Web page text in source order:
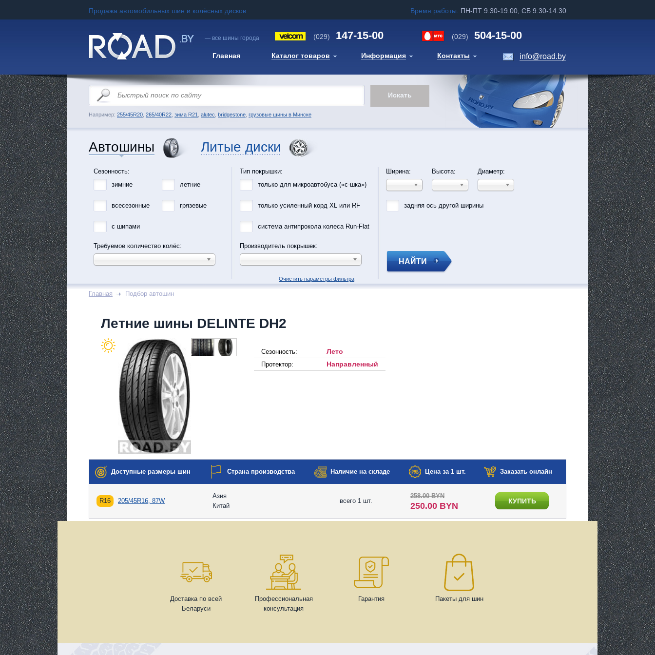
Продажа автомобильных шин и колёсных дисков Время работы: ПН-ПТ 9.30-19.00, СБ 9.30-14.30
— все шины города (029) 147-15-00 (029) 504-15-00
Главная Каталог товаров Информация Контакты info@road.by
Например: 255/45R20 265/40R22 зима R21 alutec bridgestone грузовые шины в Минске
Автошины Литые диски
Сезонность:
зимние
летние
всесезонные грязевые
с шипами
Требуемое количество колёс:
Тип покрышки:
только для микроавтобуса («с-шка»)
только усиленный корд XL или RF
система антипрокола колеса Run-Flat
Производитель покрышек:
Ширина: Высота: Диаметр:
задняя ось другой ширины
НАЙТИ
Очистить параметры фильтра
Главная Подбор автошин
Летние шины DELINTE DH2
Сезонность: Лето
Протектор: Направленный
Доступные размеры шин Страна производства Наличие на складе Цена за 1 шт. Заказать онлайн
R16 205/45R16, 87W
Азия
Китай
всего 1 шт.
258.00 BYN
250.00 BYN КУПИТЬ
Доставка по всей
Беларуси
Профессиональная
консультация
Гарантия Пакеты для шин